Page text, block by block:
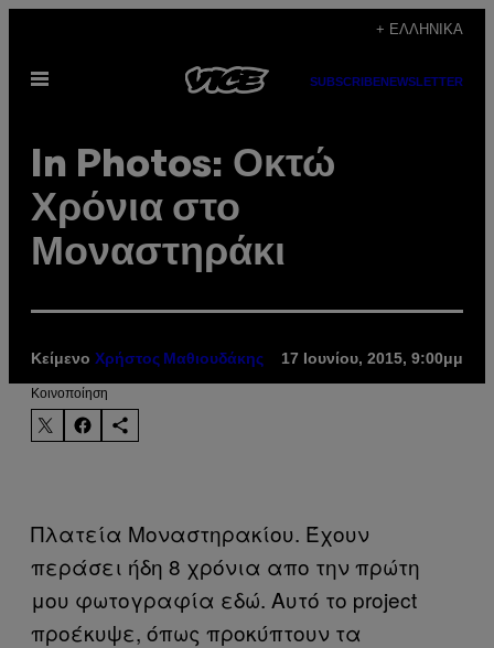
περιεχόμενο
+ ΕΛΛΗΝΙΚΆ
Ανοίξτε
SUBSCRIBENEWSLETTER
In Photos: Οκτώ
Χρόνια στο
Μοναστηράκι
Κείμενο Χρήστος Μαθιουδάκης 17 Ιουνίου, 2015, 9:00μμ
Kοινοποίηση
Πλατεία Μοναστηρακίου. Έχουν
περάσει ήδη 8 χρόνια απο την πρώτη
μου φωτογραφία εδώ. Αυτό το project
προέκυψε, όπως προκύπτουν τα